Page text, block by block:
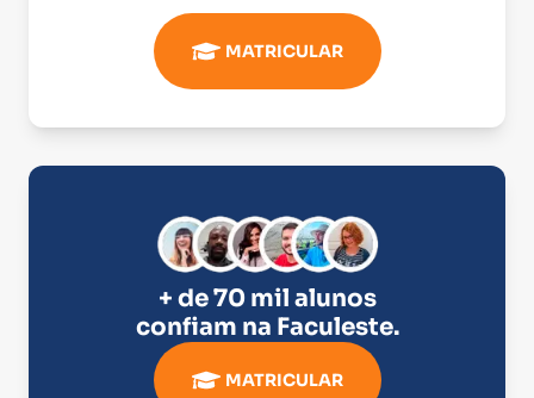
MATRICULAR
+ de 70 mil alunos
confiam na Faculeste.
MATRICULAR